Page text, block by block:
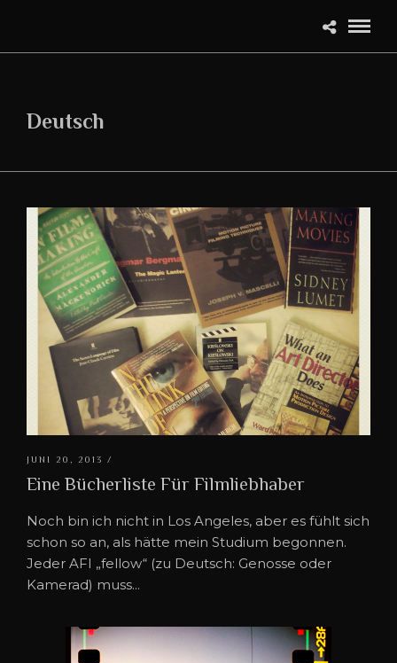
Deutsch
JUNI 20, 2013 /
Eine Bücherliste Für Filmliebhaber
Noch bin ich nicht in Los Angeles, aber es fühlt sich
schon so an, als hätte mein Studium begonnen.
Jeder AFI „fellow“ (zu Deutsch: Genosse oder
Kamerad) muss...